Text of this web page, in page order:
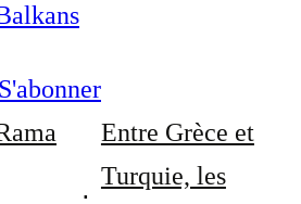
S'abonner
Entre Grèce et
Turquie, les